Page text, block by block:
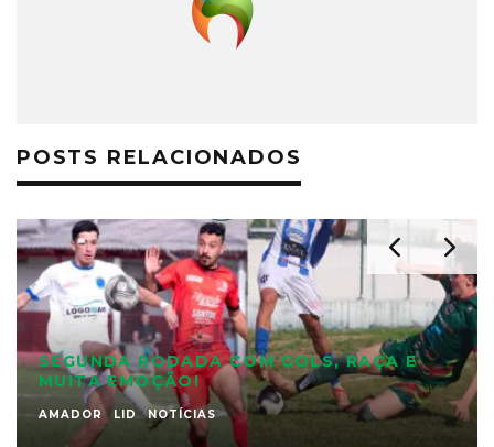
POSTS RELACIONADOS
SEGUNDA RODADA COM GOLS, RAÇA E
MUITA EMOÇÃO!
AMADOR LID NOTÍCIAS